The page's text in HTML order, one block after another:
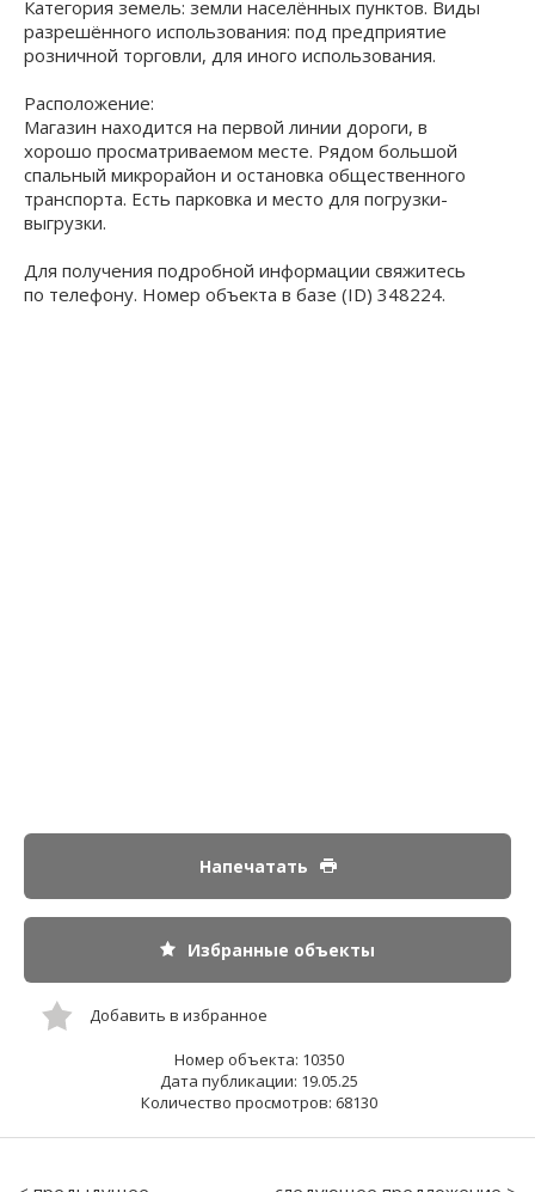
Категория земель: земли населённых пунктов. Виды
разрешённого использования: под предприятие
розничной торговли, для иного использования.
Расположение:
Магазин находится на первой линии дороги, в
хорошо просматриваемом месте. Рядом большой
спальный микрорайон и остановка общественного
транспорта. Есть парковка и место для погрузки-
выгрузки.
Для получения подробной информации свяжитесь
по телефону. Номер объекта в базе (ID) 348224.
Напечатать
Избранные объекты
Добавить в избранное
Номер объекта: 10350
Дата публикации: 19.05.25
Количество просмотров: 68130